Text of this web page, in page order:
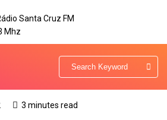
3 minutes read